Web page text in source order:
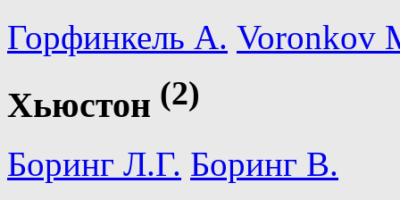
Горфинкель А. Voronkov
Хьюстон (2)
Боринг Л.Г. Боринг В.